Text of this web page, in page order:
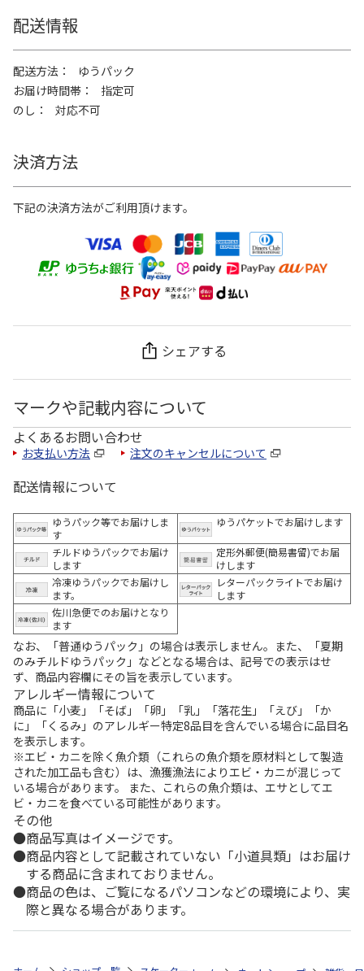
配送情報
配送方法
ゆうパック
お届け時間帯
指定可
のし
対応不可
決済方法
下記の決済方法がご利用頂けます。
シェアする
マークや記載内容について
よくあるお問い合わせ
お支払い方法 注文のキャンセルについて
配送情報について
ゆうパック等でお届けしま
す
ゆうパケットでお届けします
チルドゆうパックでお届け
します
定形外郵便(簡易書留)でお届
けします
冷凍ゆうパックでお届けし
ます。
レターパックライトでお届け
します
佐川急便でのお届けとなり
ます
なお、「普通ゆうパック」の場合は表示しません。また、「夏期
のみチルドゆうパック」などとなる場合は、記号での表示はせ
ず、商品内容欄にその旨を表示しています。
アレルギー情報について
商品に「小麦」「そば」「卵」「乳」「落花生」「えび」「か
に」「くるみ」のアレルギー特定8品目を含んでいる場合に品目名
を表示します。
※エビ・カニを除く魚介類（これらの魚介類を原材料として製造
された加工品も含む）は、漁獲漁法によりエビ・カニが混じって
いる場合があります。 また、これらの魚介類は、エサとしてエ
ビ・カニを食べている可能性があります。
その他
商品写真はイメージです。
商品内容として記載されていない「小道具類」はお届け
する商品に含まれておりません。
商品の色は、ご覧になるパソコンなどの環境により、実
際と異なる場合があります。